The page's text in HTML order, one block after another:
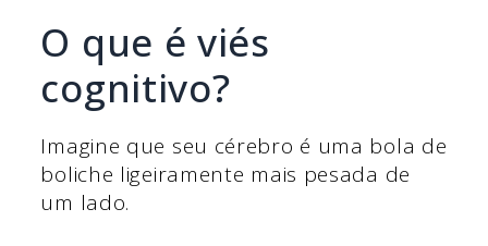
O que é viés
cognitivo?
Imagine que seu cérebro é uma bola de
boliche ligeiramente mais pesada de
um lado.